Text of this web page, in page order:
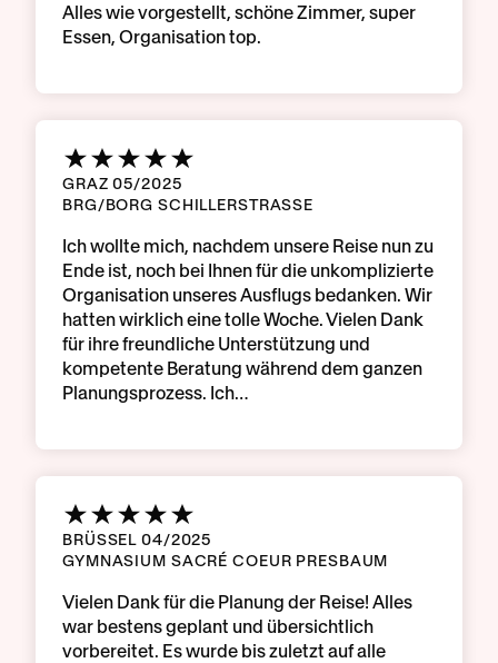
Alles wie vorgestellt, schöne Zimmer, super
Essen, Organisation top.
GRAZ 05/2025
BRG/BORG SCHILLERSTRASSE
Ich wollte mich, nachdem unsere Reise nun zu
Ende ist, noch bei Ihnen für die unkomplizierte
Organisation unseres Ausflugs bedanken. Wir
hatten wirklich eine tolle Woche. Vielen Dank
für ihre freundliche Unterstützung und
kompetente Beratung während dem ganzen
Planungsprozess. Ich…
BRÜSSEL 04/2025
GYMNASIUM SACRÉ COEUR PRESBAUM
Vielen Dank für die Planung der Reise! Alles
war bestens geplant und übersichtlich
vorbereitet. Es wurde bis zuletzt auf alle